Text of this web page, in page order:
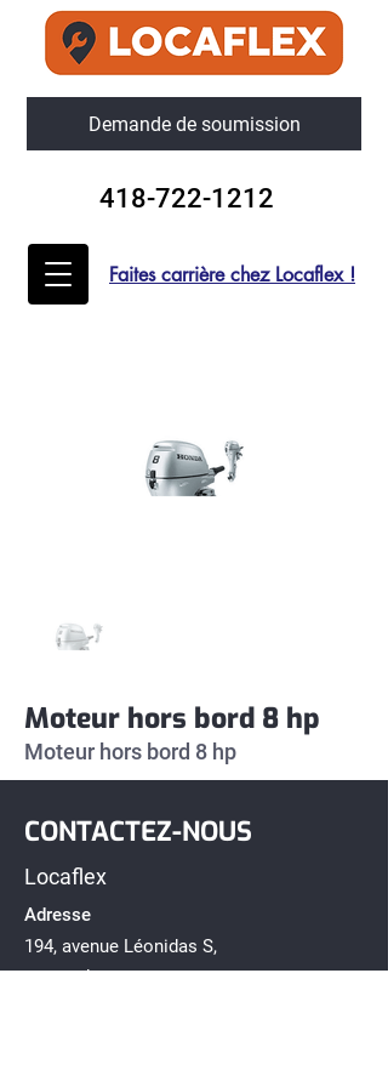
Demande de soumission
418-722-1212
Faites carrière chez Locaflex !
Moteur hors bord 8 hp
Moteur hors bord 8 hp
CONTACTEZ-NOUS
Locaflex
Adresse
194, avenue Léonidas S,
Rimouski, Québec G5L 2T2